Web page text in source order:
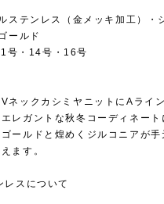
ステンレス（金メッキ加工）・
ールド
号・14号・16号
ネックカシミヤニットにAライ
レガントな秋冬コーディネート
ールドと煌めくジルコニアが手
ます。
スについて